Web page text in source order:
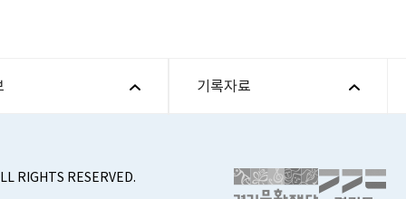
기록자료
RIGHTS RESERVED.